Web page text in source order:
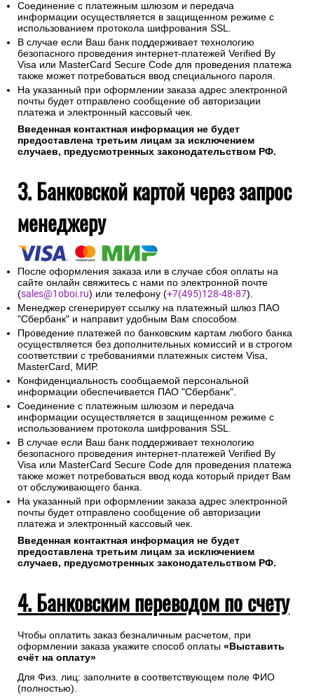
Соединение с платежным шлюзом и передача
информации осуществляется в защищенном режиме с
использованием протокола шифрования SSL.
В случае если Ваш банк поддерживает технологию
безопасного проведения интернет-платежей Verified By
Visa или MasterCard Secure Code для проведения платежа
также может потребоваться ввод специального пароля.
На указанный при оформлении заказа адрес электронной
почты будет отправлено сообщение об авторизации
платежа и электронный кассовый чек.
Введенная контактная информация не будет
предоставлена третьим лицам за исключением
случаев, предусмотренных законодательством РФ.
3. Банковской картой через запрос
менеджеру
После оформления заказа или в случае сбоя оплаты на
сайте онлайн свяжитесь с нами по электронной почте
(sales@1oboi.ru) или телефону (+7(495)128-48-87).
Менеджер сгенерирует ссылку на платежный шлюз ПАО
"Сбербанк" и направит удобным Вам способом.
Проведение платежей по банковским картам любого банка
осуществляется без дополнительных комиссий и в строгом
соответствии с требованиями платежных систем Visa,
MasterCard, МИР.
Конфиденциальность сообщаемой персональной
информации обеспечивается ПАО "Сбербанк".
Соединение с платежным шлюзом и передача
информации осуществляется в защищенном режиме с
использованием протокола шифрования SSL.
В случае если Ваш банк поддерживает технологию
безопасного проведения интернет-платежей Verified By
Visa или MasterCard Secure Code для проведения платежа
также может потребоваться ввод кода который придет Вам
от обслуживающего банка.
На указанный при оформлении заказа адрес электронной
почты будет отправлено сообщение об авторизации
платежа и электронный кассовый чек.
Введенная контактная информация не будет
предоставлена третьим лицам за исключением
случаев, предусмотренных законодательством РФ.
4. Банковским переводом по счету
Чтобы оплатить заказ безналичным расчетом, при
оформлении заказа укажите способ оплаты «Выставить
счёт на оплату»
Для Физ. лиц: заполните в соответствующем поле ФИО
(полностью).